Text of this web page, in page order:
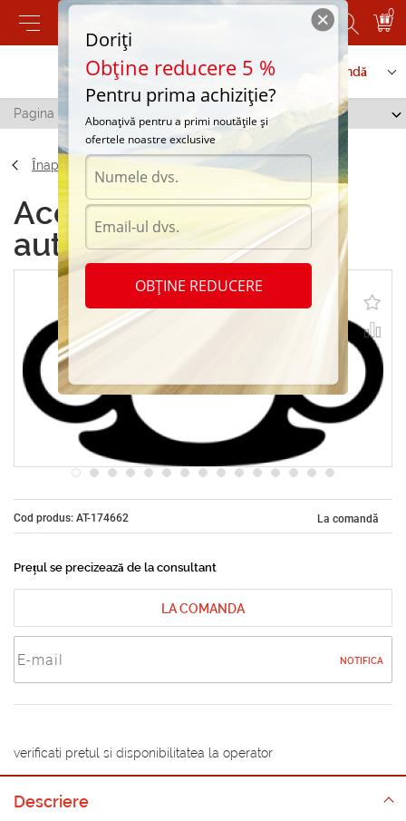
0
Contactați-ne Serviciu de comandă
Pagina principală Sticker pe automobil "Costet"
Înapoi
Accesorii Sticker pe
automobil "Costet"
Cod produs: AT-174662 La comandă
Prețul se precizează de la consultant
LA COMANDA
NOTIFICA
verificati pretul si disponibilitatea la operator
Descriere
Doriți
Obține reducere 5 %
Pentru prima achiziție?
Abonațivă pentru a primi noutățile și
ofertele noastre exclusive
OBȚINE REDUCERE